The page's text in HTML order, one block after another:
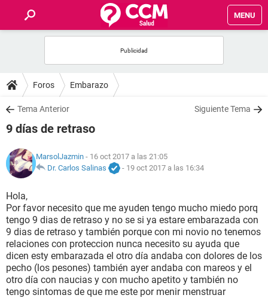
MENU
FOROS
SALUD
NUTRICIÓN
BIENESTAR
SEXUALIDAD
GLOSARIO
Foros Embarazo
Tema Anterior Siguiente Tema
9 días de retraso
MarsolJazmin - 16 oct 2017 a las 21:05
Dr. Carlos Salinas
- 19 oct 2017 a las 16:34
Hola,
Por favor necesito que me ayuden tengo mucho miedo porq
tengo 9 dias de retraso y no se si ya estare embarazada con
9 dias de retraso y también porque con mi novio no tenemos
relaciones con proteccion nunca necesito su ayuda que
dicen esty embarazada el otro día andaba con dolores de los
pecho (los pesones) también ayer andaba con mareos y el
otro día con naucias y con mucho apetito y también no
tengo sintomas de que me este por menir menstruar